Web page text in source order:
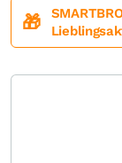
🎁